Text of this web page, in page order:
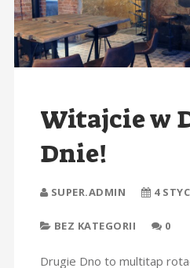
Witajcie w
Dnie!
SUPER.ADMIN 4
BEZ KATEGORII 0
Drugie Dno to multitap